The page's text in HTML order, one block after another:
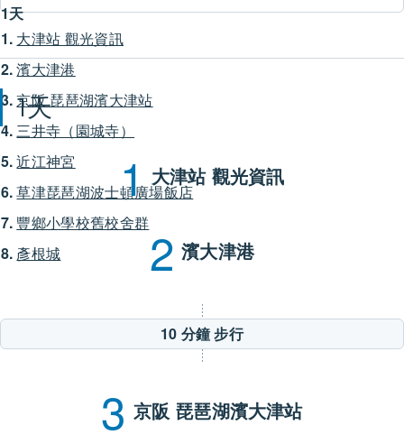
1天
1. 大津站 觀光資訊
2.濱大津港
3.京阪 琵琶湖濱大津站
4.三井寺（園城寺）
5.近江神宮
6.草津琵琶湖波士頓廣場飯店
7. 豐鄉小學校舊校舍群
8. 彥根城
1
2
3
4
5
7
8
1天
1 大津站 觀光資訊
2 濱大津港
10 分鐘步行
3 京阪 琵琶湖濱大津站